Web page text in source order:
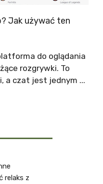
Jak używać ten
do oglądania
rozgrywki. To
a czat jest jednym ...
relaks z